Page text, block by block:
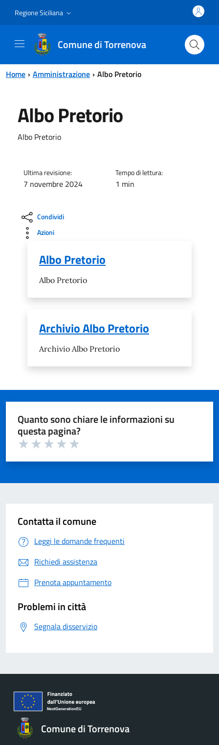
Regione Siciliana
Comune di Torrenova
Home Amministrazione Albo Pretorio
Albo Pretorio
Albo Pretorio
Ultima revisione:
7 novembre 2024
Tempo di lettura:
1 min
Condividi
Azioni
Albo Pretorio
Albo Pretorio
Archivio Albo Pretorio
Archivio Albo Pretorio
Quanto sono chiare le informazioni su
questa pagina?
Contatta il comune
Leggi le domande frequenti
Richiedi assistenza
Prenota appuntamento
Problemi in città
Segnala disservizio
Comune di Torrenova